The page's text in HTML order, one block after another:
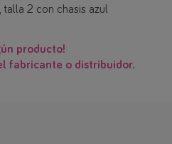
talla 2 con chasis azul
producto!
fabricante o distribuidor.